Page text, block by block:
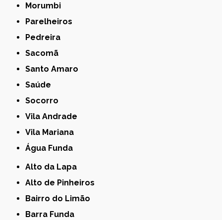
Morumbi
Parelheiros
Pedreira
Sacomã
Santo Amaro
Saúde
Socorro
Vila Andrade
Vila Mariana
Água Funda
Alto da Lapa
Alto de Pinheiros
Bairro do Limão
Barra Funda